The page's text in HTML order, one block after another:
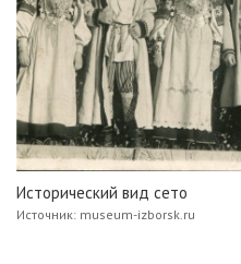
Исторический вид сето
Источник: museum-izborsk.ru